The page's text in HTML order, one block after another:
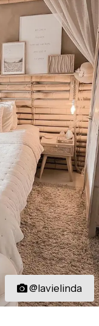
@lavielinda